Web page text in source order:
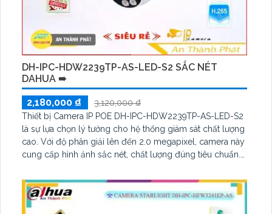
DH-IPC-HDW2239TP-AS-LED-S2 SẮC NÉT
DAHUA ➠
2,180,000 ₫
3,120,000 ₫
Thiết bị Camera IP POE DH-IPC-HDW2239TP-AS-LED-S2
là sự lựa chọn lý tưởng cho hệ thống giám sát chất lượng
cao. Với độ phân giải lên đến 2.0 megapixel, camera này
cung cấp hình ảnh sắc nét, chất lượng đúng tiêu chuẩn.
khoảng cách 30m giúp ghi lại hình ảnh rõ nét ngay cả
khi ánh sáng yếu